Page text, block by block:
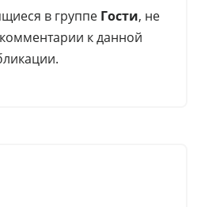
в группе Гости, не
комментарии к данной